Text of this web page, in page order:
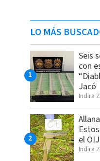
LO MÁS
Seis
con
Jacó
Indira
el OIJ
Indira